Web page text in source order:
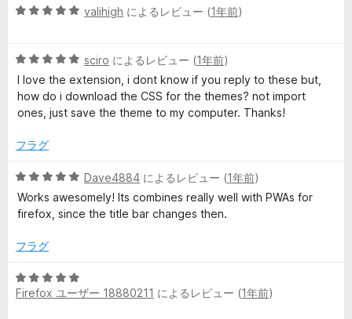
D
y
n
m
i
T
評
中
評
価
5
中
5
の
評
valihigh によるレビュー (1年前)
5
段
階
中
の
価
sciro によるレビュー (1年前)
I love the extension, i dont know if you reply to these but,
how do i download the CSS for the themes? not import
ones, just save the theme to my computer. Thanks!
フラグ
5
段
階
5
評
価
Dave4884 によるレビュー (1年前)
Works awesomely! Its combines really well with PWAs for
firefox, since the title bar changes then.
フラグ
5
段
Firefox ユーザー 18880211 によるレビュー (1年前)